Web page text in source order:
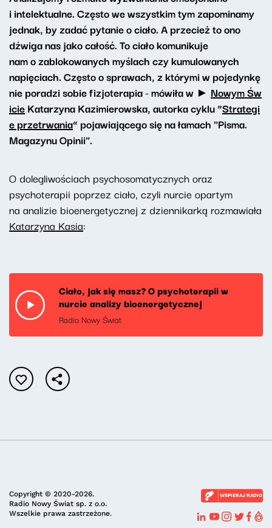
i intelektualne. Często we wszystkim tym zapominamy
jednak, by zadać pytanie o ciało. A przecież to ono
dźwiga nas jako całość. To ciało komunikuje
nam o zablokowanych myślach czy kumulowanych
napięciach. Często o sprawach, z którymi w pojedynkę
nie poradzi sobie fizjoterapia - mówiła w ► Nowym Św
icieKatarzyna Kazimierowska, autorka cyklu “Strategi
e przetrwania” pojawiającego się na łamach "Pisma.
Magazynu Opinii".
O dolegliwościach psychosomatycznych oraz
psychoterapii poprzez ciało, czyli nurcie opartym
na analizie bioenergetycznej z dziennikarką rozmawiała
Katarzyna Kasia:
Ciało, jak się masz? O psychoterapii w
nurcie analizy bioenergetycznej
Radio Nowy Świat
Copyright © 2020-2026.
Radio Nowy Świat sp. z o.o.
Wszelkie prawa zastrzeżone.
WSPIERAJ RADIO